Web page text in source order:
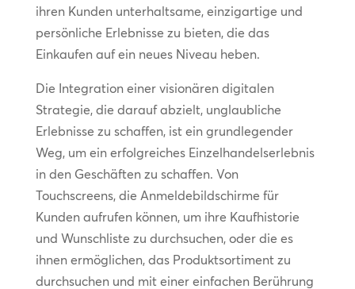
ihren Kunden unterhaltsame, einzigartige und
persönliche Erlebnisse zu bieten, die das
Einkaufen auf ein neues Niveau heben.
Die Integration einer visionären digitalen
Strategie, die darauf abzielt, unglaubliche
Erlebnisse zu schaffen, ist ein grundlegender
Weg, um ein erfolgreiches Einzelhandelserlebnis
in den Geschäften zu schaffen. Von
Touchscreens, die Anmeldebildschirme für
Kunden aufrufen können, um ihre Kaufhistorie
und Wunschliste zu durchsuchen, oder die es
ihnen ermöglichen, das Produktsortiment zu
durchsuchen und mit einer einfachen Berührung